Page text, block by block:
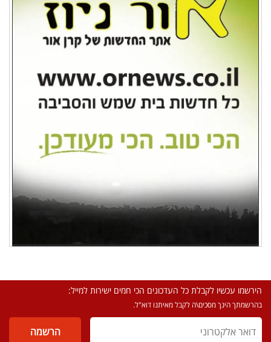
הירשמו עכשיו לקבלת כל העדכונים הכי חמים ישירות למייל:
בהרשמתך הינך מסכים\ה לקבל מאיתנו דוא"ל.